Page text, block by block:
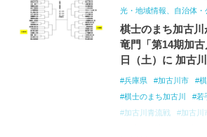
光・地域情報、自治体・
棋士のまち加古
竜門「第14期加
日（土）に 加古
兵庫県 加古川市
棋士のまち加古川
若
加古川青流戦
加古川